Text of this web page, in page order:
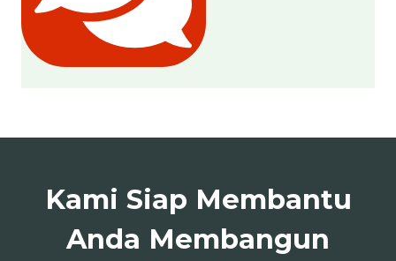
Kami Siap Membantu
Anda Membangun